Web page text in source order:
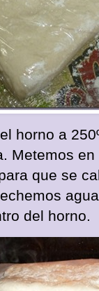
horno a
Metemos
que se
del horno.